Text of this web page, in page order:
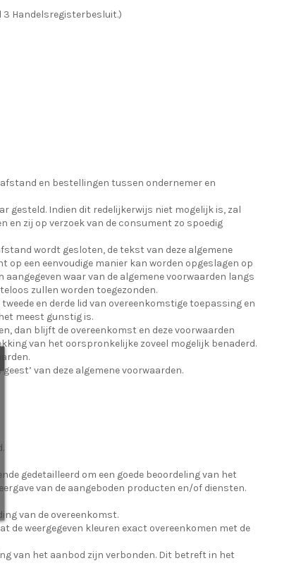
3 Handelsregisterbesluit.)
en bestellingen tussen ondernemer en
gesteld. Indien dit redelijkerwijs niet mogelijk is, zal
en zij op verzoek van de consument zo spoedig
wordt gesloten, de tekst van deze algemene
een eenvoudige manier kan worden opgeslagen op
waar van de algemene voorwaarden langs
zullen worden toegezonden.
en derde lid van overeenkomstige toepassing en
meest gunstig is.
dan blijft de overeenkomst en deze voorwaarden
van het oorspronkelijke zoveel mogelijk benaderd.
van deze algemene voorwaarden.
gedetailleerd om een goede beoordeling van het
van de aangeboden producten en/of diensten.
van de overeenkomst.
de weergegeven kleuren exact overeenkomen met de
van het aanbod zijn verbonden. Dit betreft in het